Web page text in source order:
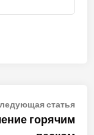
статья
горячим